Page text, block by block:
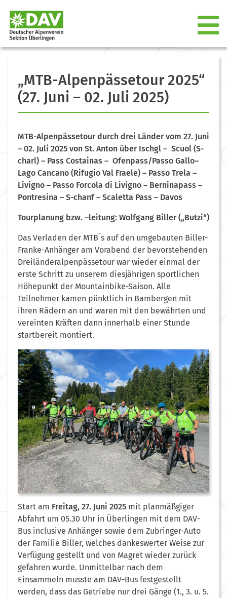
„MTB-Alpenpässetour 2025“
(27. Juni – 02. Juli 2025)
MTB-Alpenpässetour durch drei Länder vom 27. Juni
– 02. Juli 2025 von St. Anton über Ischgl – Scuol (S-
charl) – Pass Costainas – Ofenpass/Passo Gallo–
Lago Cancano (Rifugio Val Fraele) – Passo Trela –
Livigno – Passo Forcola di Livigno – Berninapass –
Pontresina – S-chanf – Scaletta Pass – Davos
Tourplanung bzw. –leitung: Wolfgang Biller („Butzi“)
Das Verladen der MTB´s auf den umgebauten Biller-
Franke-Anhänger am Vorabend der bevorstehenden
Dreiländeralpenpässetour war wieder einmal der
erste Schritt zu unserem diesjährigen sportlichen
Höhepunkt der Mountainbike-Saison. Alle
Teilnehmer kamen pünktlich in Bambergen mit
ihren Rädern an und waren mit den bewährten und
vereinten Kräften dann innerhalb einer Stunde
startbereit montiert.
Start am Freitag, 27. Juni 2025 mit planmäßgiger
Abfahrt um 05.30 Uhr in Überlingen mit dem DAV-
Bus inclusive Anhänger sowie dem Zubringer-Auto
der Familie Biller, welches dankeswerter Weise zur
Verfügung gestellt und von Magret wieder zurück
gefahren wurde. Unmittelbar nach dem
Einsammeln musste am DAV-Bus festgestellt
werden, dass das Getriebe nur drei Gänge (1., 3. u. 5.